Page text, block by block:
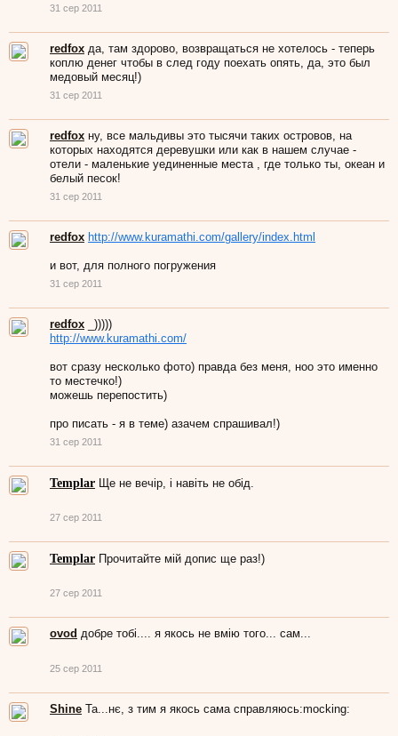
31 сер 2011
redfox да, там здорово, возвращаться не хотелось - теперь
коплю денег чтобы в след году поехать опять, да, это был
медовый месяц!)
31 сер 2011
redfox ну, все мальдивы это тысячи таких островов, на
которых находятся деревушки или как в нашем случае -
отели - маленькие уединенные места , где только ты, океан и
белый песок!
31 сер 2011
redfox http://www.kuramathi.com/gallery/index.html
и вот, для полного погружения
31 сер 2011
redfox
_)))))
http://www.kuramathi.com/
вот сразу несколько фото) правда без меня, ноо это именно
то местечко!)
можешь перепостить)
про писать - я в теме) азачем спрашивал!)
31 сер 2011
Templar Ще не вечір, і навіть не обід.
27 сер 2011
Templar Прочитайте мій допис ще раз!)
27 сер 2011
ovod добре тобі.... я якось не вмію того... сам...
25 сер 2011
Shine Та...нє, з тим я якось сама справляюсь:mocking: